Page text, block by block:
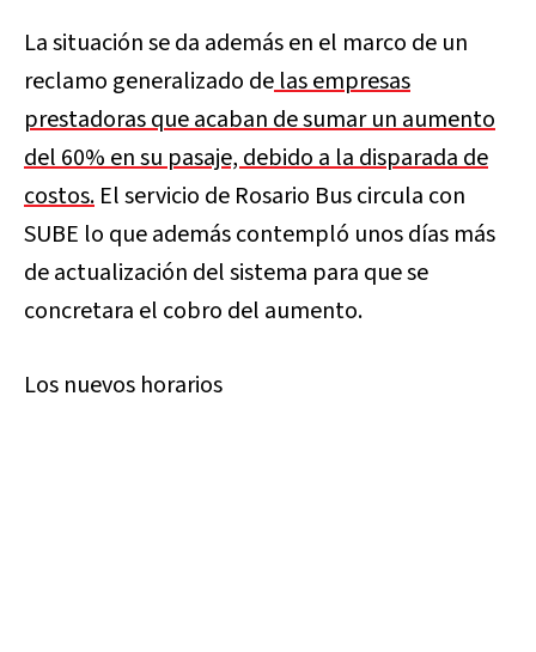
La situación se da además en el marco de un
reclamo generalizado delas empresas
prestadoras que acaban de sumar un aumento
del 60% en su pasaje, debido a la disparada de
costos. El servicio de Rosario Bus circula con
SUBE lo que además contempló unos días más
de actualización del sistema para que se
concretara el cobro del aumento.
Los nuevos horarios